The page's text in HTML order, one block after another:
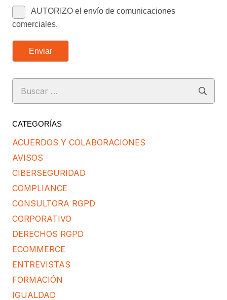
AUTORIZO el envío de comunicaciones
comerciales.
Enviar
Buscar:
CATEGORÍAS
ACUERDOS Y COLABORACIONES
AVISOS
CIBERSEGURIDAD
COMPLIANCE
CONSULTORA RGPD
CORPORATIVO
DERECHOS RGPD
ECOMMERCE
ENTREVISTAS
FORMACIÓN
IGUALDAD